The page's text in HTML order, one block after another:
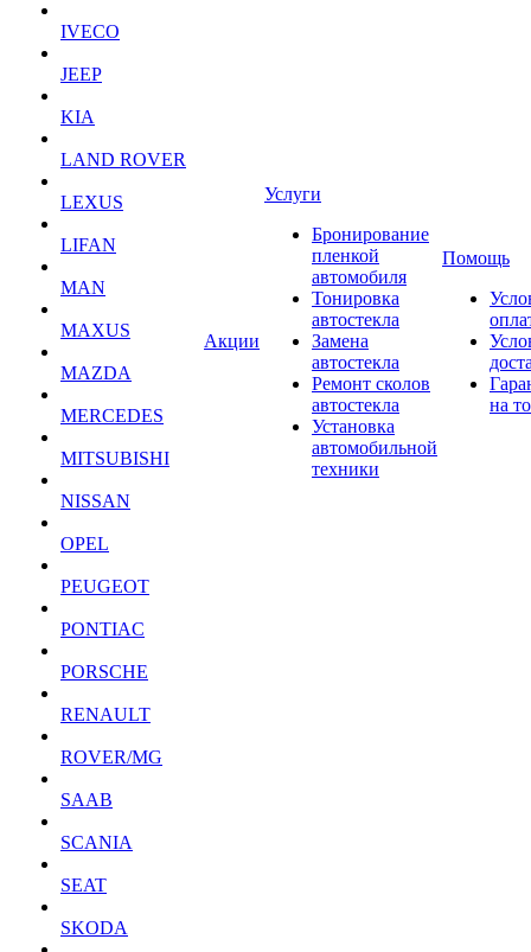
IVECO
JEEP
KIA
LAND ROVER
LEXUS
LIFAN
MAN
MAXUS
MAZDA
MERCEDES
MITSUBISHI
NISSAN
OPEL
PEUGEOT
PONTIAC
PORSCHE
RENAULT
ROVER/MG
SAAB
SCANIA
SEAT
SKODA
Акции
Услуги
Бронирование
пленкой
автомобиля
Тонировка
автостекла
Замена
автостекла
Ремонт сколов
автостекла
Установка
автомобильной
техники
Помощь
на